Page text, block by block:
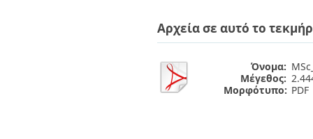
Αρχεία σε αυτό το
Όνομα:
Μέγεθος:
Μορφότυπο: PDF